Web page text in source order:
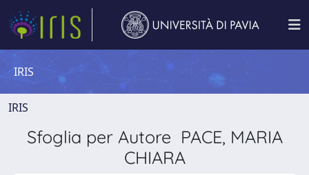
IRIS
IRIS
Sfoglia per Autore PACE, MARIA
CHIARA